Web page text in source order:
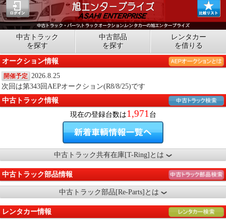
中古トラック
を探す
中古部品
を探す
レンタカー
を借りる
オークション情報
開催予定
2026.8.25
次回は第343回AEPオークション(R8/8/25)です
中古トラック情報
現在の登録台数は1,971 台
中古トラック共有在庫[T-Ring]とは
中古トラック部品情報
中古トラック部品[Re-Parts]とは
レンタカー情報